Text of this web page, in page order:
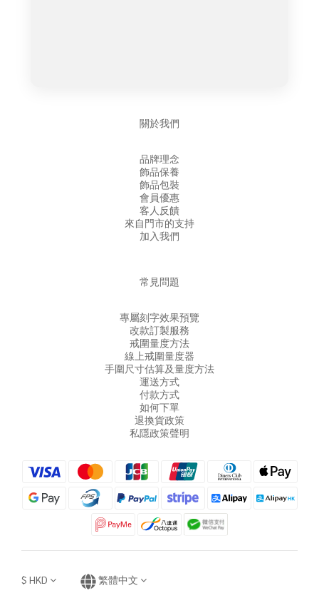
關於我們
品牌理念
飾品保養
飾品包裝
會員優惠
客人反饋
來自門市的支持
加入我們
常見問題
專屬刻字效果預覽
改款訂製服務
戒圍量度方法
線上戒圍量度器
手圍尺寸估算及量度方法
運送方式
付款方式
如何下單
退換貨政策
私隱政策聲明
$ HKD 繁體中文